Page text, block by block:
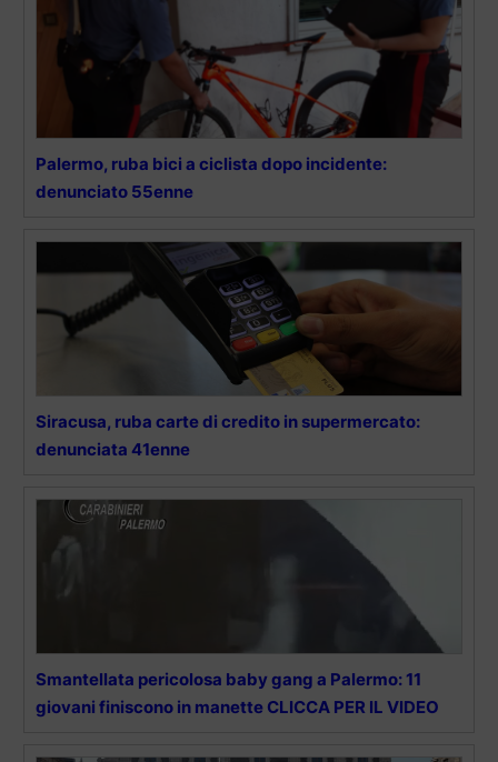
Palermo, ruba bici a ciclista dopo incidente:
denunciato 55enne
Siracusa, ruba carte di credito in supermercato:
denunciata 41enne
Smantellata pericolosa baby gang a Palermo: 11
giovani finiscono in manette CLICCA PER IL VIDEO